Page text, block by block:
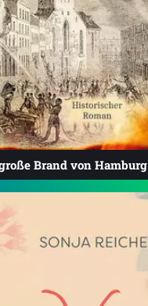
Brand von Hamburg